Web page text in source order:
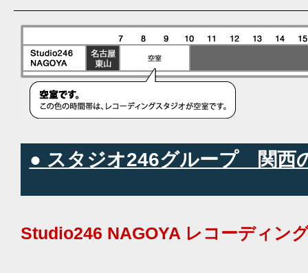
● スタジオ246グループ 関西
Studio246 NAGOYA レコーディン